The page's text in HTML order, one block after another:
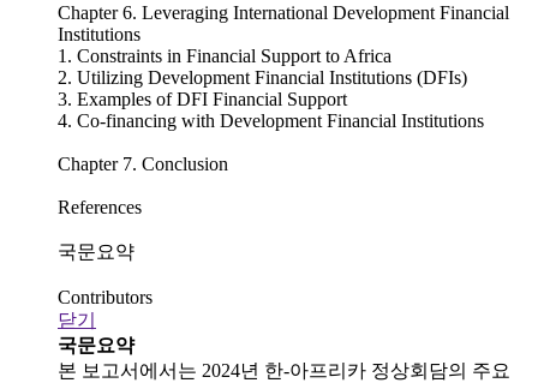
Chapter 6. Leveraging International Development Financial
Institutions
1. Constraints in Financial Support to Africa
2. Utilizing Development Financial Institutions (DFIs)
3. Examples of DFI Financial Support
4. Co-financing with Development Financial Institutions
Chapter 7. Conclusion
References
국문요약
Contributors
닫기
국문요약
본 보고서에서는 2024년 한-아프리카 정상회담의 주요